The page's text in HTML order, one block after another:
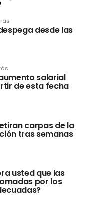
desde las
salarial
de esta fecha
carpas de la
tras semanas
usted que las
por los